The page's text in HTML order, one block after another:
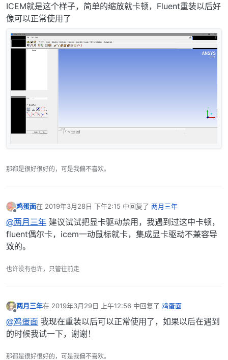
ICEM就是这个样子，简单的缩放就卡顿，Fluent重装以后好
像可以正常使用了
那都是很好很好的，可是我偏不喜欢。
鸡蛋面在 2019年3月28日 下午2:15 中回复了 两月三年
最后由 编辑
@两月三年 建议试试把显卡驱动禁用，我遇到过这中卡顿，
fluent偶尔卡，icem一动鼠标就卡，集成显卡驱动不兼容导
致的。
也许没有也许，只管往前走
两月三年在 2019年3月29日 上午12:56 中回复了 鸡蛋面
最后由 编辑
@鸡蛋面 我现在重装以后可以正常使用了，如果以后在遇到
的时候我试一下，谢谢！
那都是很好很好的，可是我偏不喜欢。